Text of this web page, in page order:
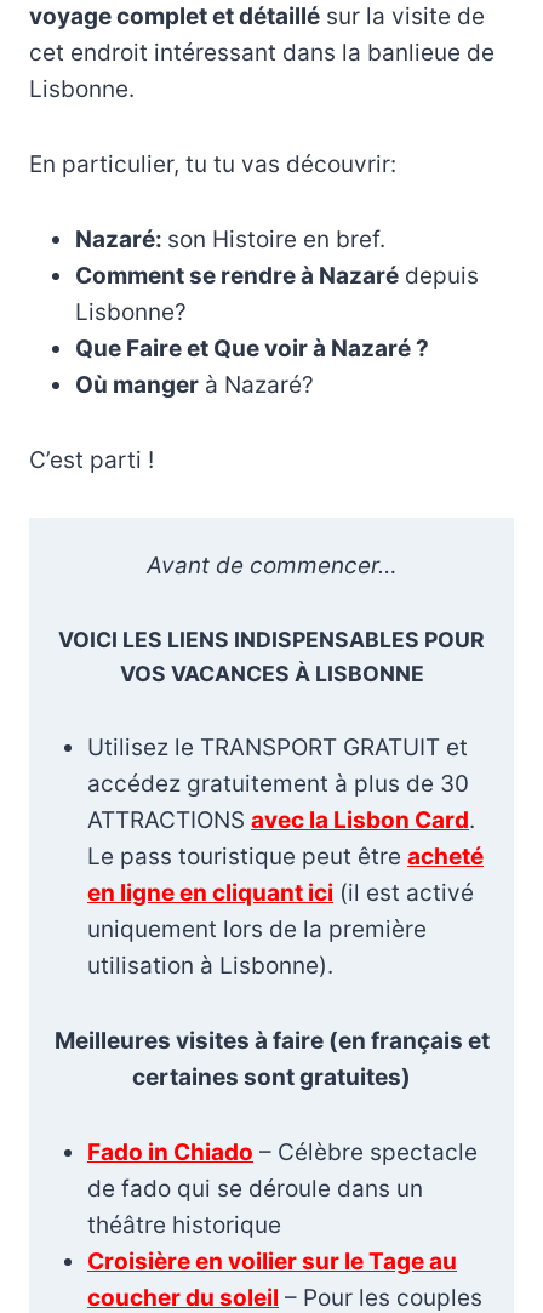
voyage complet et détaillé sur la visite de
cet endroit intéressant dans la banlieue de
Lisbonne.
En particulier, tu tu vas découvrir:
Nazaré: son Histoire en bref.
Comment se rendre à Nazaré depuis
Lisbonne?
Que Faire et Que voir à Nazaré ?
Où manger à Nazaré?
C’est parti !
Avant de commencer…
VOICI LES LIENS INDISPENSABLES POUR
VOS VACANCES À LISBONNE
Utilisez le TRANSPORT GRATUIT et
accédez gratuitement à plus de 30
ATTRACTIONS avec la Lisbon Card.
Le pass touristique peut être acheté
en ligne en cliquant ici (il est activé
uniquement lors de la première
utilisation à Lisbonne).
Meilleures visites à faire (en français et
certaines sont gratuites)
Fado in Chiado – Célèbre spectacle
de fado qui se déroule dans un
théâtre historique
Croisière en voilier sur le Tage au
coucher du soleil – Pour les couples